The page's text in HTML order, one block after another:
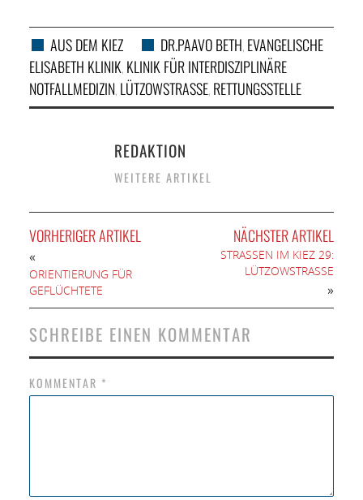
AUS DEM KIEZ DR.PAAVO BETH, EVANGELISCHE
ELISABETH KLINIK, KLINIK FÜR INTERDISZIPLINÄRE
NOTFALLMEDIZIN, LÜTZOWSTRASSE , RETTUNGSSTELLE
REDAKTION
WEITERE ARTIKEL
VORHERIGER ARTIKEL
«
ORIENTIERUNG FÜR
GEFLÜCHTETE
NÄCHSTER ARTIKEL
STRASSEN IM KIEZ 29: L
ÜTZOWSTRASSE
»
SCHREIBE EINEN KOMMENTAR
KOMMENTAR *